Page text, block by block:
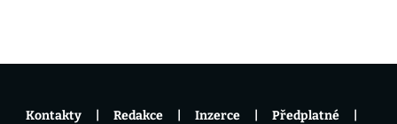
Kontakty Redakce Inzerce Předplatné